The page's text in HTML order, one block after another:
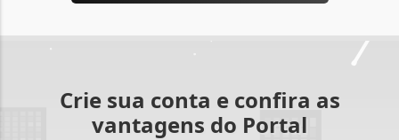
Crie sua conta e confira as
vantagens do Portal